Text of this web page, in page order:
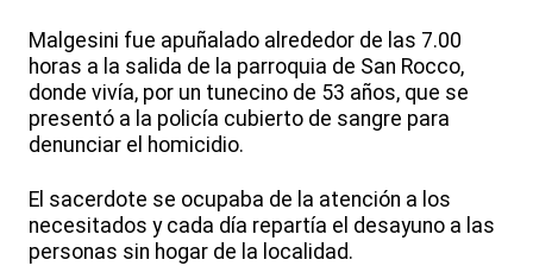
Malgesini fue apuñalado alrededor de las 7.00
horas a la salida de la parroquia de San Rocco,
donde vivía, por un tunecino de 53 años, que se
presentó a la policía cubierto de sangre para
denunciar el homicidio.
El sacerdote se ocupaba de la atención a los
necesitados y cada día repartía el desayuno a las
personas sin hogar de la localidad.